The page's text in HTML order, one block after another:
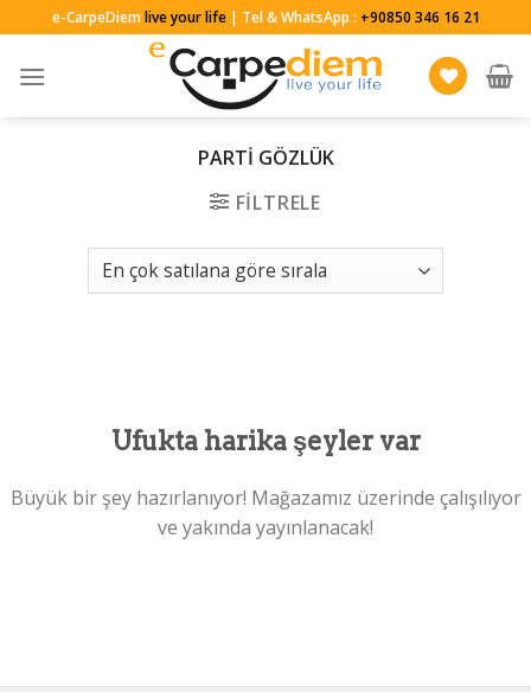
to
content
e-CarpeDiemlive your life| Tel & WhatsApp : +90850 346 16 21
PARTI GÖZLÜK
FILTRELE
Ufukta harika şeyler var
Büyük bir şey hazırlanıyor! Mağazamız üzerinde çalışılıyor
ve yakında yayınlanacak!